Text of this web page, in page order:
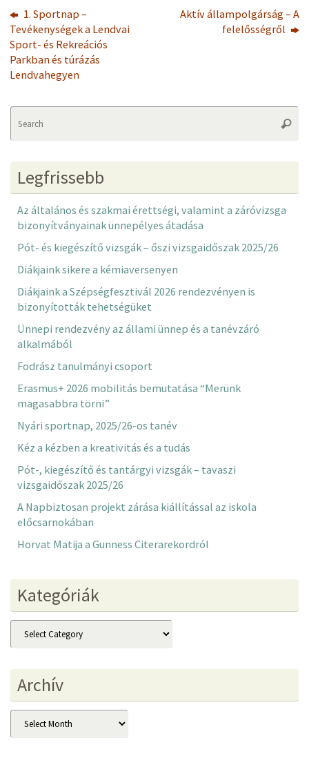
1. Sportnap –
Tevékenységek a Lendvai
Sport- és Rekreációs
Parkban és túrázás
Lendvahegyen
Aktív állampolgárság – A
felelősségről
Legfrissebb
Az általános és szakmai érettségi, valamint a záróvizsga
bizonyítványainak ünnepélyes átadása
Pót- és kiegészítő vizsgák – őszi vizsgaidőszak 2025/26
Diákjaink sikere a kémiaversenyen
Diákjaink a Szépségfesztivál 2026 rendezvényen is
bizonyították tehetségüket
Ünnepi rendezvény az állami ünnep és a tanévzáró
alkalmából
Fodrász tanulmányi csoport
Erasmus+ 2026 mobilitás bemutatása “Merünk
magasabbra törni”
Nyári sportnap, 2025/26-os tanév
Kéz a kézben a kreativitás és a tudás
Pót-, kiegészítő és tantárgyi vizsgák – tavaszi
vizsgaidőszak 2025/26
A Napbiztosan projekt zárása kiállítással az iskola
előcsarnokában
Horvat Matija a Gunness Citerarekordról
Kategóriák
Kategóriák
Archív
Archív